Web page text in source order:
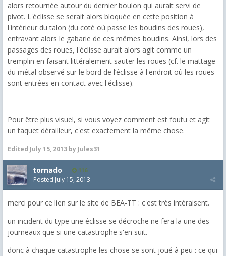
alors retournée autour du dernier boulon qui aurait servi de
pivot. L'éclisse se serait alors bloquée en cette position à
l'intérieur du talon (du coté où passe les boudins des roues),
entravant alors le gabarie de ces mêmes boudins. Ainsi, lors des
passages des roues, l'éclisse aurait alors agit comme un
tremplin en faisant littéralement sauter les roues (cf. le mattage
du métal observé sur le bord de l’éclisse à l'endroit où les roues
sont entrées en contact avec l'éclisse).
Pour être plus visuel, si vous voyez comment est foutu et agit
un taquet dérailleur, c'est exactement la même chose.
Edited July 15, 2013 by Jules31
tornado 116
Posted July 15, 2013
merci pour ce lien sur le site de BEA-TT : c'est très intéraisent.
un incident du type une éclisse se décroche ne fera la une des
journeaux que si une catastrophe s'en suit.
donc à chaque catastrophe les chose se sont joué à peu : ce qui